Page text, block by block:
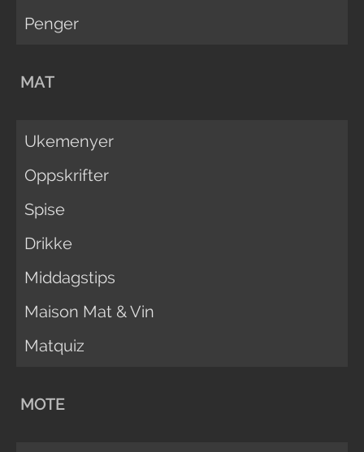
Penger
MAT
Ukemenyer
Oppskrifter
Spise
Drikke
Middagstips
Maison Mat & Vin
Matquiz
MOTE